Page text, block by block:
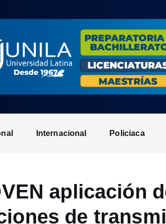
Internacional Policiaca
aplicación
de